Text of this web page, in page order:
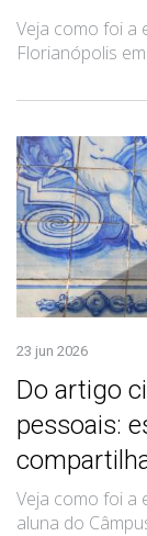
Veja como foi a
Florianópolis
23 jun 2026
Do artigo
pessoais:
Veja como foi a
aluna do